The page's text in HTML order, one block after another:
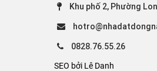
Khu phố 2, Phường
0828.76.55.26
SEO bởi Lê Danh